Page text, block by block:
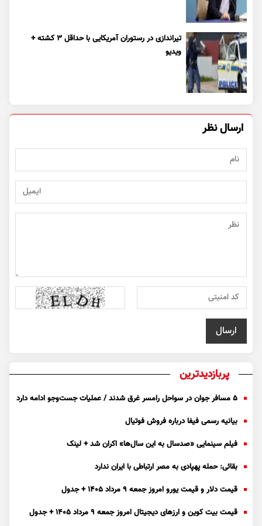
تیراندازی در رستوران آمریکایی با حداقل ۳ کشته +
ویدیو
ارسال نظر
پربازدیدترین
۵ مسافر جوان در سواحل رامسر غرق شدند / عملیات جست‌و‌جو ادامه دارد
بیانیه رسمی فیفا درباره فروش فوتیال
فیلم سینمایی «صدسال به این سال‌ها» اکران شد + لینک
بقائی: حمله پهپادی به مصر ارتباطی با ایران ندارد
قیمت دلار و قیمت یورو امروز جمعه ۹ مرداد ۱۴۰۵ + جدول
قیمت بیت کوین و ارز‌های دیجیتال امروز جمعه ۹ مرداد ۱۴۰۵ + جدول